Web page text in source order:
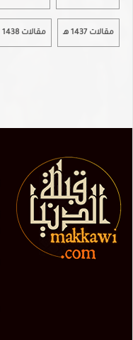
مقالات 1437 هـ مقالات 1438